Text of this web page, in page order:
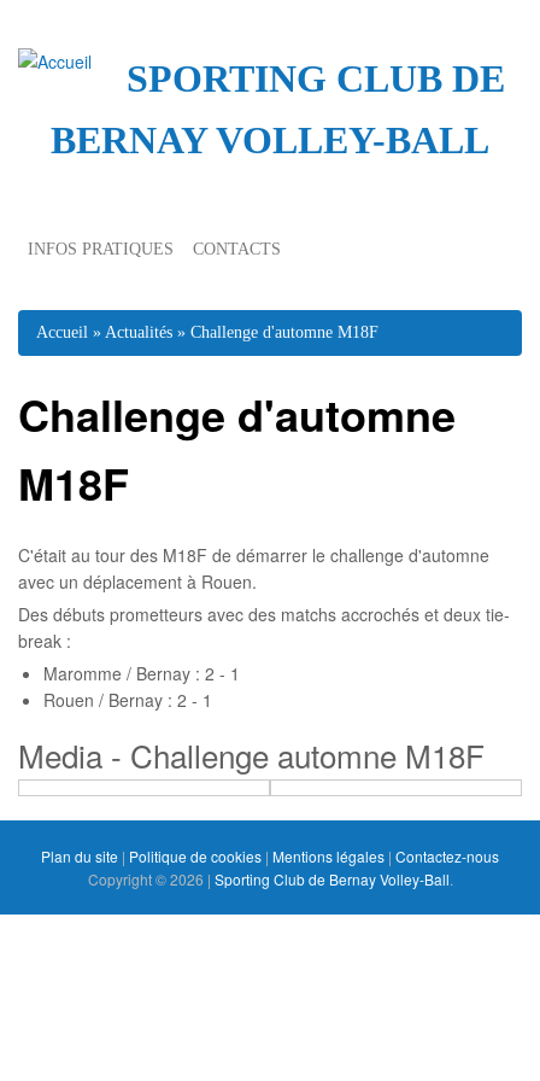
SPORTING CLUB DE
BERNAY VOLLEY-BALL
INFOS PRATIQUES CONTACTS
Vous êtes ici
Accueil » Actualités » Challenge d'automne M18F
Challenge d'automne
M18F
C'était au tour des M18F de démarrer le challenge d'automne
avec un déplacement à Rouen.
Des débuts prometteurs avec des matchs accrochés et deux tie-
break :
Maromme / Bernay : 2 - 1
Rouen / Bernay : 2 - 1
Media - Challenge automne M18F
Plan du site | Politique de cookies | Mentions légales | Contactez-nous
Copyright © 2026 | Sporting Club de Bernay Volley-Ball.